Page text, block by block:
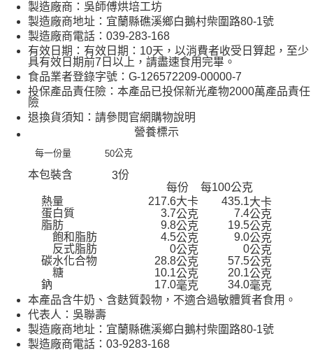
製造廠商：吳師傅烘培工坊
製造廠商地址：宜蘭縣礁溪鄉白鵝村柴圍路80-1號
製造廠商電話：039-283-168
有效日期：有效日期：10天，以消費者收受日算起，至少
具有效日期前7日以上，請盡速食用完畢。
食品業者登錄字號：G-126572209-00000-7
投保產品責任險：本產品已投保新光產物2000萬產品責任
險
退換貨須知：請參閱官網購物說明
營養標示
每一份量 50公克
本包裝含 3份
每份
每100公克
熱量
217.6大卡 435.1大卡
蛋白質
3.7公克 7.4公克
脂肪
9.8公克 19.5公克
飽和脂肪
4.5公克 9.0公克
反式脂肪
0公克 0公克
碳水化合物
28.8公克 57.5公克
糖
10.1公克 20.1公克
鈉
17.0毫克 34.0毫克
本產品含牛奶、含麩質穀物，不適合過敏體質者食用。
代表人：吳聯壽
製造廠商地址：宜蘭縣礁溪鄉白鵝村柴圍路80-1號
製造廠商電話：03-9283-168